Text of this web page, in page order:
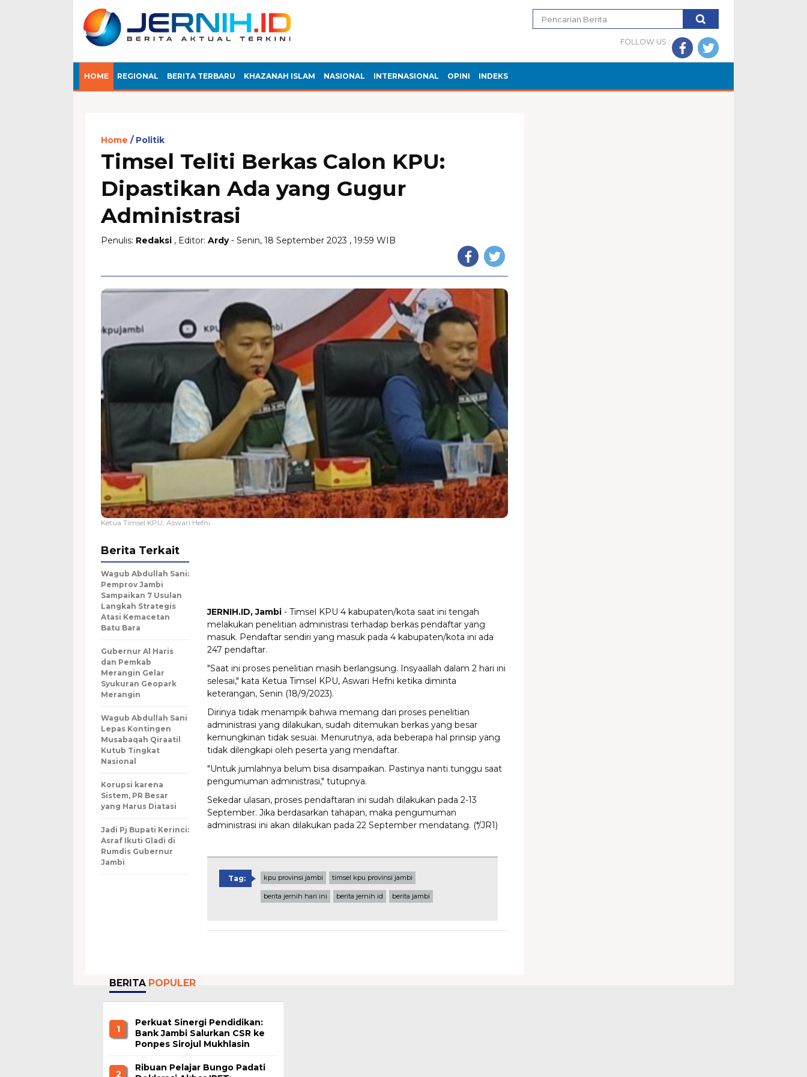
FOLLOW US :
HOME REGIONAL BERITA TERBARU KHAZANAH ISLAM NASIONAL INTERNASIONAL OPINI INDEKS
Home Politik
Timsel Teliti Berkas Calon KPU:
Dipastikan Ada yang Gugur
Administrasi
Penulis: Redaksi , Editor: Ardy- Senin, 18 September 2023 , 19:59 WIB
Ketua Timsel KPU, Aswari Hefni
Berita Terkait
Wagub Abdullah Sani:
Pemprov Jambi
Sampaikan 7 Usulan
Langkah Strategis
Atasi Kemacetan
Batu Bara
Gubernur Al Haris
dan Pemkab
Merangin Gelar
Syukuran Geopark
Merangin
Wagub Abdullah Sani
Lepas Kontingen
Musabaqah Qiraatil
Kutub Tingkat
Nasional
Korupsi karena
Sistem, PR Besar
yang Harus Diatasi
Jadi Pj Bupati Kerinci:
Asraf Ikuti Gladi di
Rumdis Gubernur
Jambi
JERNIH.ID, Jambi - Timsel KPU 4 kabupaten/kota saat ini tengah
melakukan penelitian administrasi terhadap berkas pendaftar yang
masuk. Pendaftar sendiri yang masuk pada 4 kabupaten/kota ini ada
247 pendaftar.
"Saat ini proses penelitian masih berlangsung. Insyaallah dalam 2 hari ini
selesai," kata Ketua Timsel KPU, Aswari Hefni ketika diminta
keterangan, Senin (18/9/2023).
Dirinya tidak menampik bahwa memang dari proses penelitian
administrasi yang dilakukan, sudah ditemukan berkas yang besar
kemungkinan tidak sesuai. Menurutnya, ada beberapa hal prinsip yang
tidak dilengkapi oleh peserta yang mendaftar.
"Untuk jumlahnya belum bisa disampaikan. Pastinya nanti tunggu saat
pengumuman administrasi," tutupnya.
Sekedar ulasan, proses pendaftaran ini sudah dilakukan pada 2-13
September. Jika berdasarkan tahapan, maka pengumuman
administrasi ini akan dilakukan pada 22 September mendatang. (*/JR1)
Tag: kpu provinsi jambi timsel kpu provinsi jambi
berita jernih hari ini berita jernih id berita jambi
BERITA POPULER
1
Perkuat Sinergi Pendidikan:
Bank Jambi Salurkan CSR ke
Ponpes Sirojul Mukhlasin
2
Ribuan Pelajar Bungo Padati